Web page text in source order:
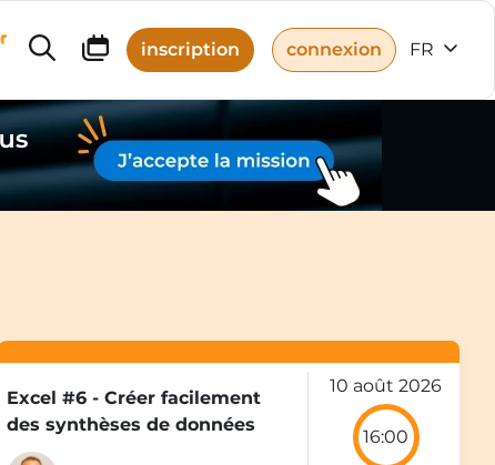
inscription connexion FR
Excel #6 - Créer facilement
des synthèses de données
10 août 2026
16:00